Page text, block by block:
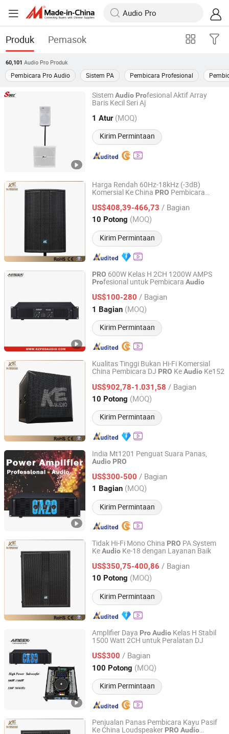
Produk Pemasok
60,101 Audio Pro Produk
Pembicara Pro Audio Sistem PA Pembicara Profesional
SistemAudio Profesional Aktif Array
Baris Kecil Seri Aj
1 Atur (MOQ)
Kirim Permintaan
Guangzhou Seer Audio Co., Ltd.
Guangdong, China Harga mulai 2023
Harga Rendah 60Hz-18kHz (-3dB)
Komersial Ke China PRO Pembicara
US$408,39-466,73 / Bagian
10 Potong (MOQ)
Kirim Permintaan
Guangzhou Ke Audio Equipment Co., Ltd.
Guangdong, China Harga mulai 2025
PRO 600W Kelas H 2CH 1200W AMPS
Profesional untuk Pembicara Audio
US$100-280 / Bagian
1 Bagian (MOQ)
Kirim Permintaan
Foshan Ruizheng Audio Co.,Ltd
Guangdong, China Harga mulai 2020
Kualitas Tinggi Bukan Hi-Fi Komersial
China Pembicara DJ PRO KeAudio Ke152
US$902,78-1.031,58 / Bagian
10 Potong (MOQ)
Kirim Permintaan
Guangzhou Ke Audio Equipment Co., Ltd.
Guangdong, China Harga mulai 2025
India Mt1201 Penguat Suara Panas,
Audio PRO
US$300-500 / Bagian
1 Bagian (MOQ)
Kirim Permintaan
Foshan Ruizheng Audio Co.,Ltd
Guangdong, China Harga mulai 2020
Tidak Hi-Fi Mono China PRO PA System
KeAudio Ke-18 dengan Layanan Baik
US$350,75-400,86 / Bagian
10 Potong (MOQ)
Kirim Permintaan
Guangzhou Ke Audio Equipment Co., Ltd.
Guangdong, China Harga mulai 2025
Amplifier Daya ProAudio Kelas H Stabil
1500 Watt 2CH untuk Peralatan DJ
US$300 / Bagian
100 Potong (MOQ)
Kirim Permintaan
Foshan Ruizheng Audio Co.,Ltd
Guangdong, China Harga mulai 2020
Penjualan Panas Pembicara Kayu Pasif
Ke China Loudspeaker PRO Audio